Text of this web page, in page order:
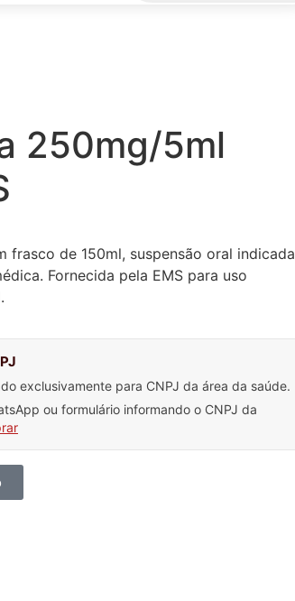
250mg/5ml
frasco de 150ml, suspensão oral indicada
Fornecida pela EMS para uso
exclusivamente para CNPJ da área da saúde.
ou formulário informando o CNPJ da